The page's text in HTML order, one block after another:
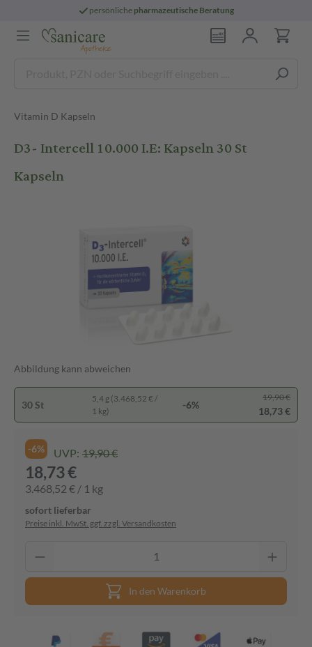
persönliche pharmazeutische Beratung
Vitamin D Kapseln
D3- Intercell 10.000 I.E: Kapseln 30 St
Kapseln
Abbildung kann abweichen
30 St
5,4 g (3.468,52 € /
1 kg)
-6%
19,90 €
18,73 €
-6% UVP: 19,90 €
18,73 €
3.468,52 € / 1 kg
sofort lieferbar
Preise inkl. MwSt. ggf. zzgl. Versandkosten
In den Warenkorb